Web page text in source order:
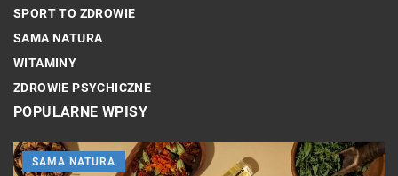
SPORT TO ZDROWIE
SAMA NATURA
WITAMINY
ZDROWIE PSYCHICZNE
POPULARNE WPISY
SAMA NATURA